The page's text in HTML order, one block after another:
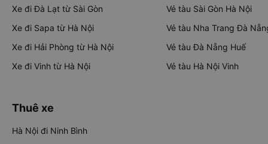
Xe đi Đà Lạt từ Sài Gòn
Xe đi Sapa từ Hà Nội
Xe đi Hải Phòng từ Hà Nội
Xe đi Vinh từ Hà Nội
Vé tàu Sài Gòn Hà Nội
Vé tàu Nha Trang Đà
Vé tàu Đà Nẵng Huế
Vé tàu Hà Nội Vinh
Thuê xe
Hà Nội đi Ninh Bình